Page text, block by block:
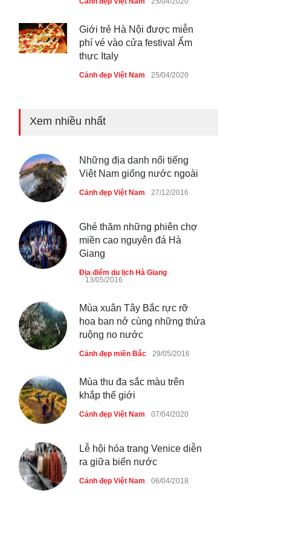
Giới trẻ Hà Nội được miễn
phí vé vào cửa festival Ẩm
thực Italy
Cảnh đẹp Việt Nam 25/04/2020
bờ hồ Hà Nội
Bán đảo Sơn Trà sẽ là khu
du lịch quốc gia
Cảnh đẹp Việt Nam 24/04/2020
Chợ đêm Phú Quốc có nhà
vệ sinh miễn phí
Cảnh đẹp Việt Nam
40 xe ôtô du lịch tự lái đầu
Cảnh đẹp Việt Nam 24/04/2020
Việt Nam bị ‘xóa sổ’ sau lũ
Cảnh đẹp Việt Nam 24/04/2020
dừa miền Tây ở Sài Gòn
Xem nhiều nhất
Những địa danh nổi tiếng
Việt Nam giống nước ngoài
Cảnh đẹp Việt Nam 27/12/2016
Ghé thăm những phiên chợ
miền cao nguyên đá Hà
Giang
Địa điểm du lịch Hà Giang
13/05/2016
Mùa xuân Tây Bắc rực rỡ
hoa ban nở cùng những thửa
ruộng no nước
Cảnh đẹp miền Bắc 29/05/2016
Mùa thu đa sắc màu trên
khắp thế giới
Cảnh đẹp Việt Nam 07/04/2020
Lễ hội hóa trang Venice diễn
ra giữa biển nước
Cảnh đẹp Việt Nam 06/04/2018